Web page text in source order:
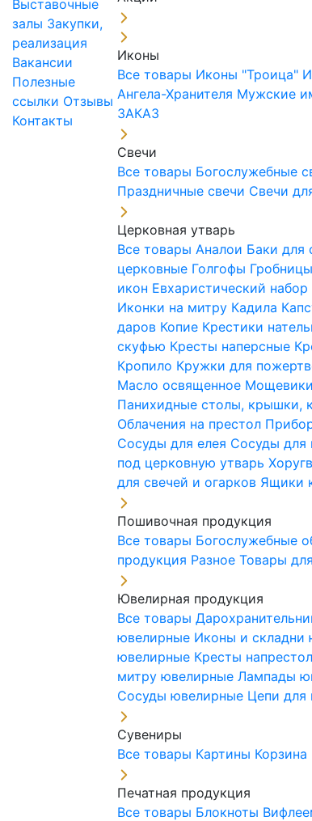
Выставочные
залы Закупки,
реализация
Вакансии
Полезные
ссылки Отзывы
Контакты
Иконы
Все товары Иконы "Троица"
Ангела-Хранителя Мужские
ЗАКАЗ
Свечи
Все товары Богослужебные
Праздничные свечи Свечи
Церковная утварь
Все товарыАналои Баки для
церковные Голгофы
икон Евхаристический
Иконки на митру Кадила
даров Копие Крестики
скуфью Кресты наперсные
Кропило Кружки для
Масло освященное
Панихидные столы, крышки,
Облачения на престол
Сосуды для елея Сосуды для
под церковную утварь
для свечей и огарков Ящики
Пошивочная продукция
Все товары Богослужебные
продукция РазноеТовары
Ювелирная продукция
Все товары
ювелирные Иконы и складни
ювелирные Кресты
митру ювелирныеЛампады
Сосуды ювелирные Цепи для
Сувениры
Все товары Картины Корзина
Печатная продукция
Все товары Блокноты